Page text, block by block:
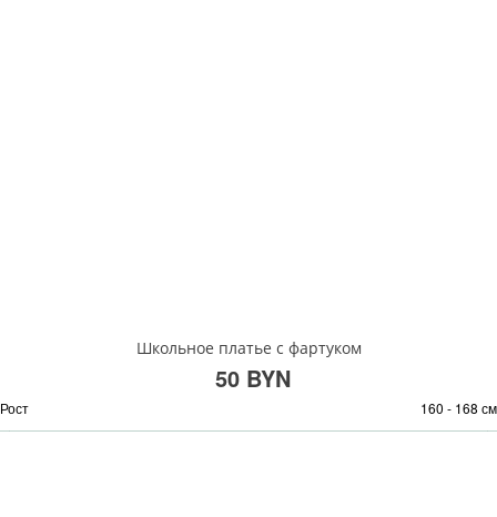
Школьное платье с фартуком
50 BYN
Рост 160 - 168 см